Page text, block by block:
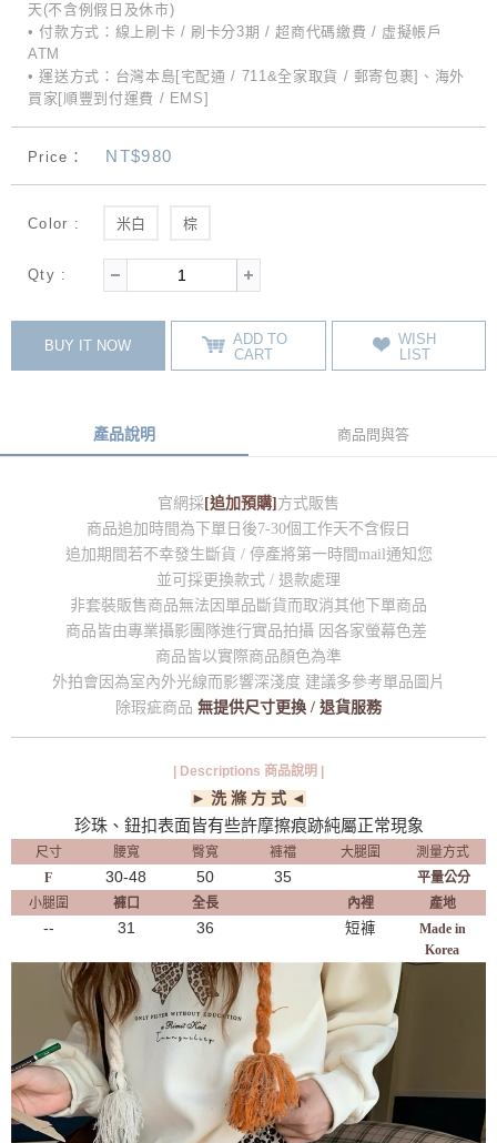
天(不含例假日及休市)
• 付款方式：線上刷卡 / 刷卡分3期 / 超商代碼繳費 / 虛擬帳戶
ATM
• 運送方式：台灣本島[宅配通 / 711&全家取貨 / 郵寄包裹]、海外
買家[順豐到付運費 / EMS]
Price： NT$980
Color : 米白 棕
Qty :
BUY IT NOW
ADD TO
CART
WISH
LIST
產品說明 商品問與答
官網採[追加預購]方式販售
商品追加時間為下單日後7-30個工作天不含假日
追加期間若不幸發生斷貨 / 停產將第一時間mail通知您
並可採更換款式 / 退款處理
非套裝販售商品無法因單品斷貨而取消其他下單商品
商品皆由專業攝影團隊進行實品拍攝 因各家螢幕色差
商品皆以實際商品顏色為準
外拍會因為室內外光線而影響深淺度 建議多參考單品圖片
除瑕疵商品 無提供尺寸更換 / 退貨服務
| Descriptions 商品說明 |
► 洗 滌 方 式 ◄
珍珠、鈕扣表面皆有些許摩擦痕跡純屬正常現象
尺寸 腰寬 臀寬 褲襠 大腿圍
測量方式
F
30-48 50 35
平量公分
小腿圍
褲口 全長 內裡 產地
-- 31 36 短褲
Made in
Korea